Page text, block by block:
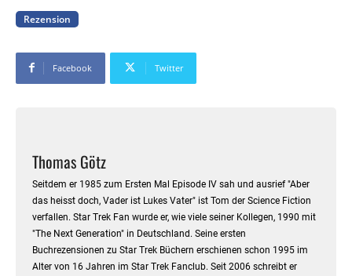
Rezension
Facebook Twitter
Thomas Götz
Seitdem er 1985 zum Ersten Mal Episode IV sah und ausrief "Aber
das heisst doch, Vader ist Lukes Vater" ist Tom der Science Fiction
verfallen. Star Trek Fan wurde er, wie viele seiner Kollegen, 1990 mit
"The Next Generation" in Deutschland. Seine ersten
Buchrezensionen zu Star Trek Büchern erschienen schon 1995 im
Alter von 16 Jahren im Star Trek Fanclub. Seit 2006 schreibt er